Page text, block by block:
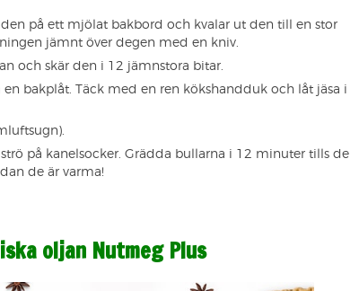
på ett mjölat bakbord och kvalar ut den till en stor
jämnt över degen med en kniv.
och skär den i 12 jämnstora bitar.
bakplåt. Täck med en ren kökshandduk och låt jäsa i
på kanelsocker. Grädda bullarna i 12 minuter tills de
de är varma!
oljan Nutmeg Plus